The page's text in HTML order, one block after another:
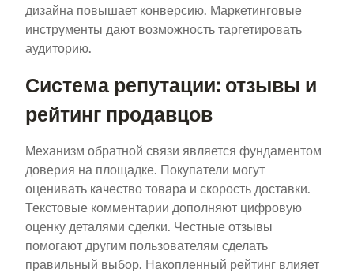
дизайна повышает конверсию. Маркетинговые
инструменты дают возможность таргетировать
аудиторию.
Система репутации: отзывы и
рейтинг продавцов
Механизм обратной связи является фундаментом
доверия на площадке. Покупатели могут
оценивать качество товара и скорость доставки.
Текстовые комментарии дополняют цифровую
оценку деталями сделки. Честные отзывы
помогают другим пользователям сделать
правильный выбор. Накопленный рейтинг влияет